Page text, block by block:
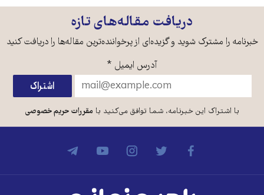
دریافت مقاله‌های تازه
خبرنامه را مشترک شوید و گزیده‌ای از پرخواننده‌ترین مقاله‌ها را دریافت کنید
آدرس ایمیل *
با اشتراک این خبرنامه، شما توافق می‌کنید بامقررات حریم خصوصی